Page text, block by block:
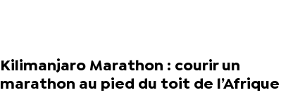
Kilimanjaro Marathon : courir un
marathon au pied du toit de l’Afrique